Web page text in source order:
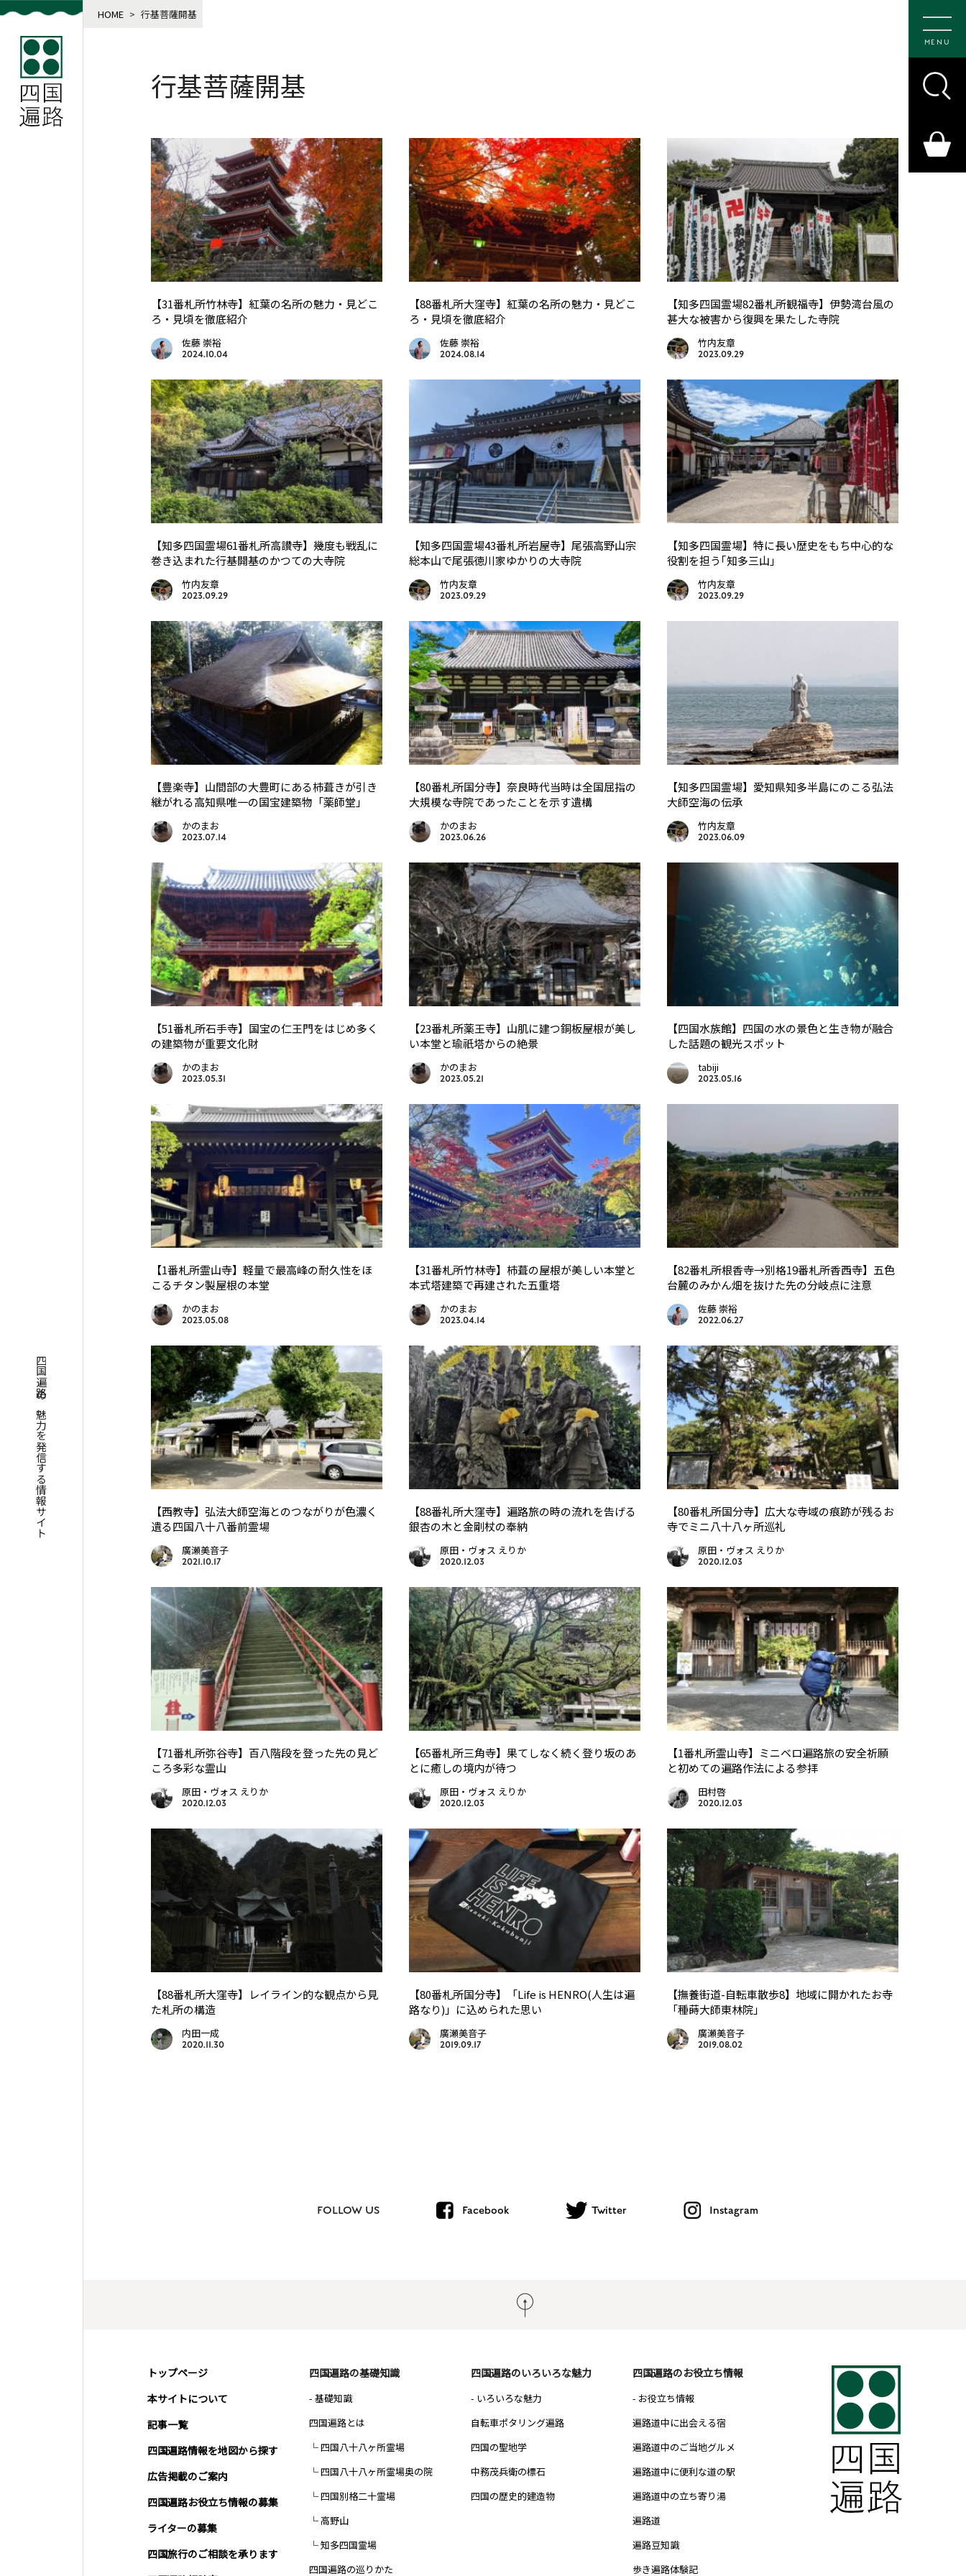
四国遍路の魅力を発信する情報サイト
MENU
HOME > 行基菩薩開基
行基菩薩開基
【31番札所竹林寺】紅葉の名所の魅力・見どこ
ろ・見頃を徹底紹介
佐藤 崇裕
2024.10.04
【88番札所大窪寺】紅葉の名所の魅力・見どこ
ろ・見頃を徹底紹介
佐藤 崇裕
2024.08.14
【知多四国霊場82番札所観福寺】伊勢湾台風の
甚大な被害から復興を果たした寺院
竹内友章
2023.09.29
【知多四国霊場61番札所高讃寺】幾度も戦乱に
巻き込まれた行基開基のかつての大寺院
竹内友章
2023.09.29
【知多四国霊場43番札所岩屋寺】尾張高野山宗
総本山で尾張徳川家ゆかりの大寺院
竹内友章
2023.09.29
【知多四国霊場】特に長い歴史をもち中心的な
役割を担う｢知多三山｣
竹内友章
2023.09.29
【豊楽寺】山間部の大豊町にある杮葺きが引き
継がれる高知県唯一の国宝建築物「薬師堂」
かのまお
2023.07.14
【80番札所国分寺】奈良時代当時は全国屈指の
大規模な寺院であったことを示す遺構
かのまお
2023.06.26
【知多四国霊場】愛知県知多半島にのこる弘法
大師空海の伝承
竹内友章
2023.06.09
【51番札所石手寺】国宝の仁王門をはじめ多く
の建築物が重要文化財
かのまお
2023.05.31
【23番札所薬王寺】山肌に建つ銅板屋根が美し
い本堂と瑜祇塔からの絶景
かのまお
2023.05.21
【四国水族館】四国の水の景色と生き物が融合
した話題の観光スポット
tabiji
2023.05.16
【1番札所霊山寺】軽量で最高峰の耐久性をほ
こるチタン製屋根の本堂
かのまお
2023.05.08
【31番札所竹林寺】杮葺の屋根が美しい本堂と
本式塔建築で再建された五重塔
かのまお
2023.04.14
【82番札所根香寺→別格19番札所香西寺】五色
台麓のみかん畑を抜けた先の分岐点に注意
佐藤 崇裕
2022.06.27
【西教寺】弘法大師空海とのつながりが色濃く
遺る四国八十八番前霊場
廣瀬美音子
2021.10.17
【88番礼所大窪寺】遍路旅の時の流れを告げる
銀杏の木と金剛杖の奉納
原田・ヴォス えりか
2020.12.03
【80番札所国分寺】広大な寺域の痕跡が残るお
寺でミニ八十八ヶ所巡礼
原田・ヴォス えりか
2020.12.03
【71番札所弥谷寺】百八階段を登った先の見ど
ころ多彩な霊山
原田・ヴォス えりか
2020.12.03
【65番札所三角寺】果てしなく続く登り坂のあ
とに癒しの境内が待つ
原田・ヴォス えりか
2020.12.03
【1番札所霊山寺】ミニベロ遍路旅の安全祈願
と初めての遍路作法による参拝
田村啓
2020.12.03
【88番札所大窪寺】レイライン的な観点から見
た札所の構造
内田一成
2020.11.30
【80番札所国分寺】「Life is HENRO(人生は遍
路なり)」に込められた思い
廣瀬美音子
2019.09.17
【撫養街道-自転車散歩8】地域に開かれたお寺
「種蒔大師東林院」
廣瀬美音子
2019.08.02
FOLLOW US Facebook Twitter Instagram
トップページ
本サイトについて
記事一覧
四国遍路情報を地図から探す
広告掲載のご案内
四国遍路お役立ち情報の募集
ライターの募集
四国旅行のご相談を承ります
四国遍路の基礎知識
- 基礎知識
四国遍路とは
四国八十八ヶ所霊場
四国八十八ヶ所霊場奥の院
四国別格二十霊場
高野山
知多四国霊場
四国遍路の巡りかた
四国遍路のいろいろな魅力
- いろいろな魅力
自転車ポタリング遍路
四国の聖地学
中務茂兵衛の標石
四国の歴史的建造物
四国遍路のお役立ち情報
- お役立ち情報
遍路道中に出会える宿
遍路道中のご当地グルメ
遍路道中に便利な道の駅
遍路道中の立ち寄り湯
遍路道
遍路豆知識
歩き遍路体験記